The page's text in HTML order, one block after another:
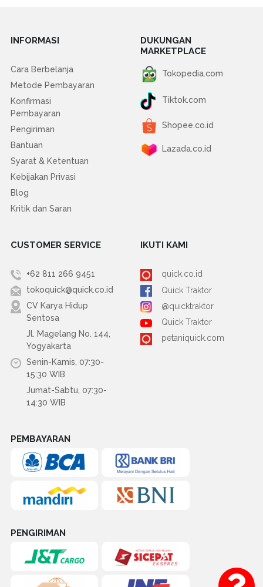
INFORMASI
Cara Berbelanja
Metode Pembayaran
Konfirmasi
Pembayaran
Pengiriman
Bantuan
Syarat & Ketentuan
Kebijakan Privasi
Blog
Kritik dan Saran
DUKUNGAN
MARKETPLACE
Tokopedia.com
Tiktok.com
Shopee.co.id
Lazada.co.id
CUSTOMER SERVICE
+62 811 266 9451
tokoquick@quick.co.id
CV Karya Hidup
Sentosa
Jl. Magelang No. 144,
Yogyakarta
Senin-Kamis, 07:30-
15:30 WIB
Jumat-Sabtu, 07:30-
14:30 WIB
IKUTI KAMI
quick.co.id
Quick Traktor
@quicktraktor
Quick Traktor
petaniquick.com
PEMBAYARAN
PENGIRIMAN